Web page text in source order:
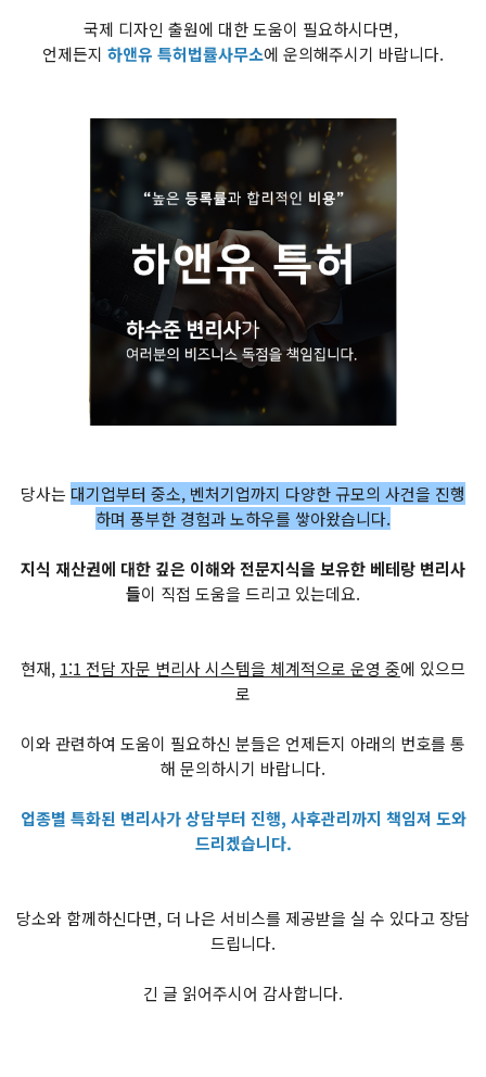
국제 디자인 출원에 대한 도움이 필요하시다면,
언제든지 하앤유 특허법률사무소에 운의해주시기 바랍니다.
당사는 대기업부터 중소, 벤처기업까지 다양한 규모의 사건을 진행
하며 풍부한 경험과 노하우를 쌓아왔습니다.
지식 재산권에 대한 깊은 이해와 전문지식을 보유한 베테랑 변리사
들이 직접 도움을 드리고 있는데요.
현재, 1:1 전담 자문 변리사 시스템을 체계적으로 운영 중에 있으므
로
이와 관련하여 도움이 필요하신 분들은 언제든지 아래의 번호를 통
해 문의하시기 바랍니다.
업종별 특화된 변리사가 상담부터 진행, 사후관리까지 책임져 도와
드리겠습니다.
당소와 함께하신다면, 더 나은 서비스를 제공받을 실 수 있다고 장담
드립니다.
긴 글 읽어주시어 감사합니다.